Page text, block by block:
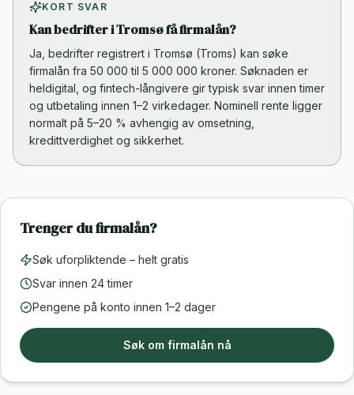
KORT SVAR
Kan bedrifter i Tromsø få firmalån?
Ja, bedrifter registrert i Tromsø (Troms) kan søke
firmalån fra 50 000 til 5 000 000 kroner. Søknaden er
heldigital, og fintech-långivere gir typisk svar innen timer
og utbetaling innen 1–2 virkedager. Nominell rente ligger
normalt på 5–20 % avhengig av omsetning,
kredittverdighet og sikkerhet.
Trenger du firmalån?
Søk uforpliktende – helt gratis
Svar innen 24 timer
Pengene på konto innen 1–2 dager
Søk om firmalån nå